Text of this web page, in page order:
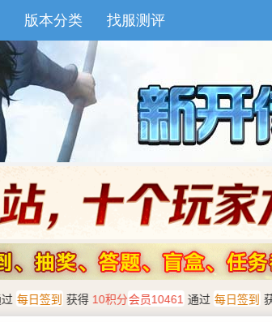
版本分类 找服测评